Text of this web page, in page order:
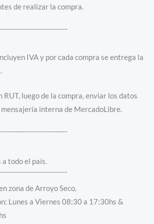
de realizar la compra.
IVA y por cada compra se entrega la
RUT, luego de la compra, enviar los datos
interna de MercadoLibre.
a todo el país.
zona de Arroyo Seco.
Lunes a Viernes 08:30 a 17:30hs &